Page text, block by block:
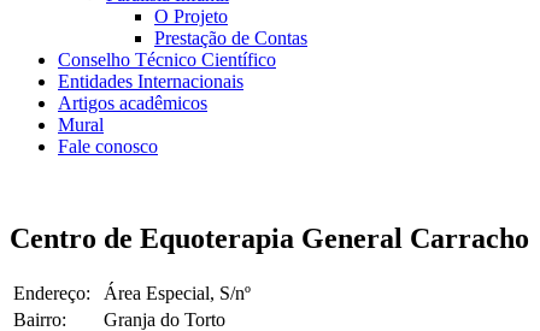
O Projeto
Prestação de Contas
Conselho Técnico Científico
Entidades Internacionais
Artigos acadêmicos
Mural
Fale conosco
Centro de Equoterapia General Carracho
Endereço:
Área Especial, S/nº
Bairro:
Granja do Torto